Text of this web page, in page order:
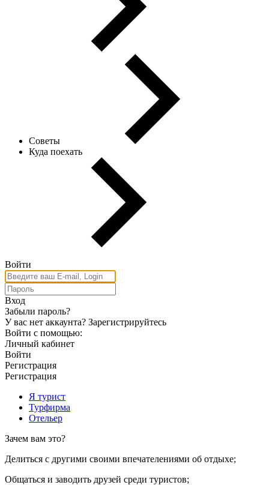
Советы
Куда поехать
Войти
Вход
Забыли пароль?
У вас нет аккаунта? Зарегистрируйтесь
Войти с помощью:
Личный кабинет
Войти
Регистрация
Регистрация
Я турист
Турфирма
Отельер
Зачем вам это?
Делиться с другими своими впечателениями об отдыхе;
Общаться и заводить друзей среди туристов;